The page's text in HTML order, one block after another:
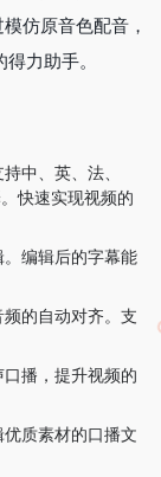
仿原音色配音，
力助手。
中、英、法、
快速实现视频的
。编辑后的字幕能
频的自动对齐。支
口播，提升视频的
优质素材的口播文